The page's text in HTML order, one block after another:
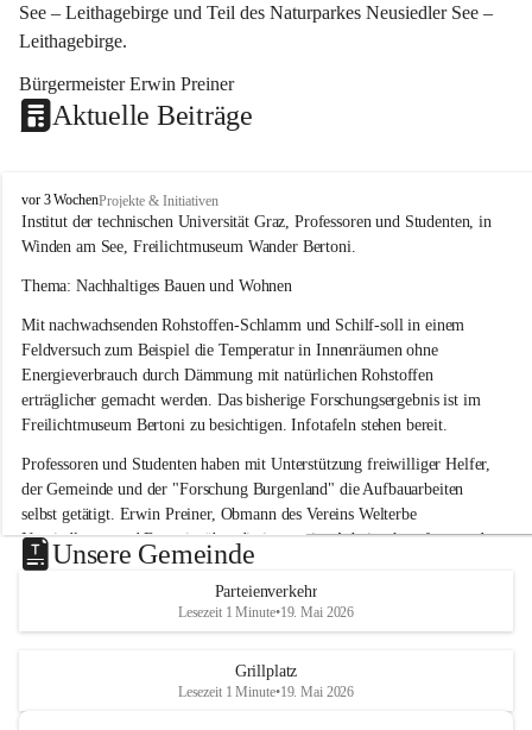
See – Leithagebirge und Teil des Naturparkes Neusiedler See –
Leithagebirge.
Bürgermeister Erwin Preiner
Aktuelle Beiträge
W
i
n
e
a
m
S
e
e
vor 3 WochenProjekte & Initiativen
Institut der technischen Universität Graz, Professoren und Studenten, in
Winden am See, Freilichtmuseum Wander Bertoni.
Thema: Nachhaltiges Bauen und Wohnen
Mit nachwachsenden Rohstoffen-Schlamm und Schilf-soll in einem
Feldversuch zum Beispiel die Temperatur in Innenräumen ohne
Energieverbrauch durch Dämmung mit natürlichen Rohstoffen
erträglicher gemacht werden. Das bisherige Forschungsergebnis ist im
Freilichtmuseum Bertoni zu besichtigen. Infotafeln stehen bereit.
Professoren und Studenten haben mit Unterstützung freiwilliger Helfer,
der Gemeinde und der "Forschung Burgenland" die Aufbauarbeiten
selbst getätigt. Erwin Preiner, Obmann des Vereins Welterbe
Neusiedlersee und Bgm. ist über die innovative Arbeit sehr erfreut und
hofft auf baldige praktische Anwendung der Forschungsergebnisse.
Gerade in Zeiten des Klimawandels ist jede technologische Innovation
wichtig!
Unsere Gemeinde
Parteienverkehr
Lesezeit 1 Minute•19. Mai 2026
Grillplatz
Lesezeit 1 Minute•19. Mai 2026